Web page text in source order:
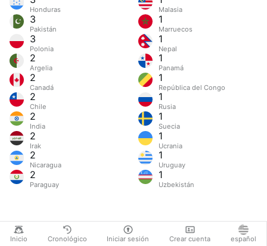
Inicio Cronológico Iniciar sesión Crear cuenta español
Honduras
3
Pakistán
3
Polonia
2
Argelia
2
Canadá
2
Chile
2
India
2
Irak
2
Nicaragua
2
Paraguay
Malasia
1
Marruecos
1
Nepal
1
Panamá
1
República del Congo
1
Rusia
1
Suecia
1
Ucrania
1
Uruguay
1
Uzbekistán